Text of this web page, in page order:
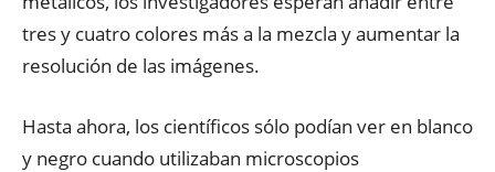
tres y cuatro colores más a la mezcla y aumentar la
resolución de las imágenes.
Hasta ahora, los científicos sólo podían ver en blanco
y negro cuando utilizaban microscopios